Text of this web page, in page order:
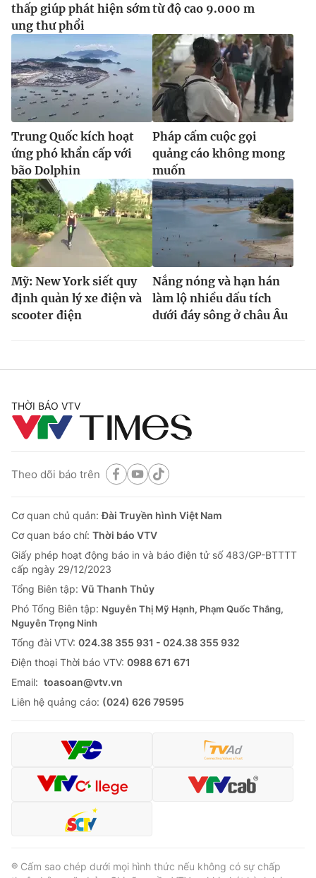
thấp giúp phát hiện sớm
ung thư phổi
từ độ cao 9.000 m
Trung Quốc kích hoạt
ứng phó khẩn cấp với
bão Dolphin
Pháp cấm cuộc gọi
quảng cáo không mong
muốn
Mỹ: New York siết quy
định quản lý xe điện và
scooter điện
Nắng nóng và hạn hán
làm lộ nhiều dấu tích
dưới đáy sông ở châu Âu
THỜI BÁO VTV
Theo dõi báo trên
Cơ quan chủ quản:Đài Truyền hình Việt Nam
Cơ quan báo chí: Thời báo VTV
Giấy phép hoạt động báo in và báo điện tử số 483/GP-BTTTT
cấp ngày 29/12/2023
Tổng Biên tập: Vũ Thanh Thủy
Phó Tổng Biên tập: Nguyễn Thị Mỹ Hạnh, Phạm Quốc Thắng,
Nguyễn Trọng Ninh
Tổng đài VTV: 024.38 355 931 - 024.38 355 932
Ðiện thoại Thời báo VTV: 0988 671 671
Email: toasoan@vtv.vn
Liên hệ quảng cáo: (024) 626 79595
® Cấm sao chép dưới mọi hình thức nếu không có sự chấp